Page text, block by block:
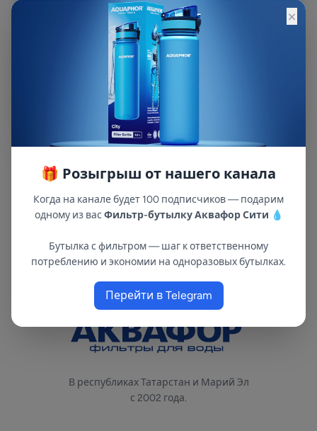
Получить предложение
Нажимая кнопку, вы соглашаетесь с политикой
конфиденциальности.Ваши данные в безопасности и
не будут переданы третьим лицам.
В республиках Татарстан и Марий Эл
с 2002 года.
×
🎁 Розыгрыш от нашего канала
Когда на канале будет 100 подписчиков — подарим
одному из вас Фильтр-бутылку Аквафор Сити 💧
Бутылка с фильтром — шаг к ответственному
потреблению и экономии на одноразовых бутылках.
Перейти в Telegram